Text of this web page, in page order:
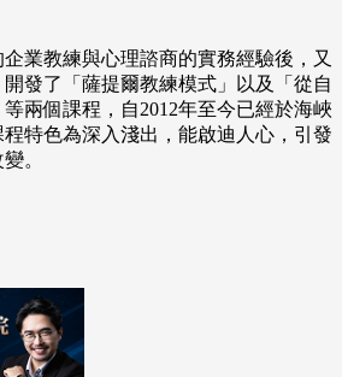
業教練與心理諮商的實務經驗後，又
發了「薩提爾教練模式」以及「從自
兩個課程，自2012年至今已經於海峽
特色為深入淺出，能啟迪人心，引發
。